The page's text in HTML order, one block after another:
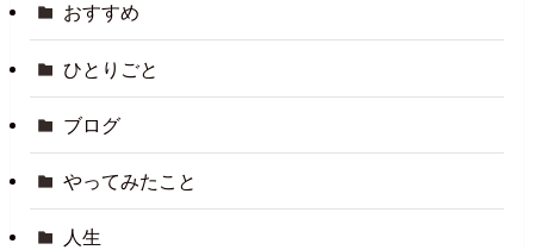
おすすめ
ひとりごと
ブログ
やってみたこと
人生